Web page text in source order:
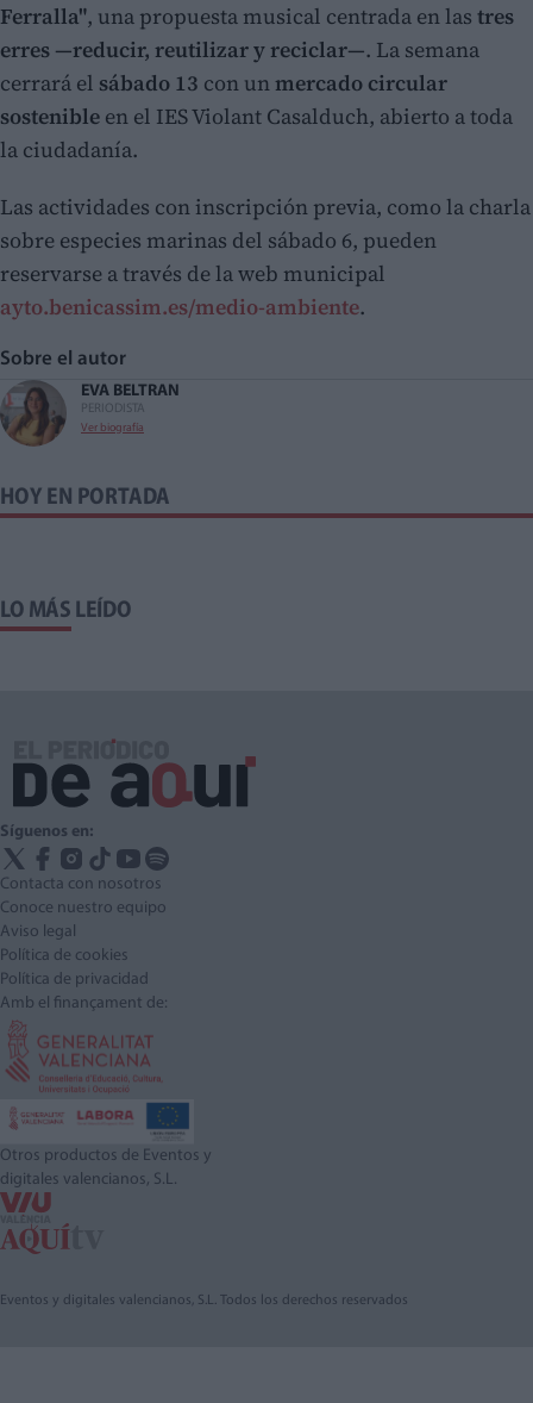
Ferralla", una propuesta musical centrada en las tres
erres —reducir, reutilizar y reciclar—. La semana
cerrará el sábado 13 con unmercado circular
sostenible en el IES Violant Casalduch, abierto a toda
la ciudadanía.
Las actividades con inscripción previa, como la charla
sobre especies marinas del sábado 6, pueden
reservarse a través de la web municipal
ayto.benicassim.es/medio-ambiente.
Sobre el autor
EVA BELTRAN
PERIODISTA
Ver biografía
HOY EN PORTADA
LO MÁS LEÍDO
Síguenos en:
Contacta con nosotros
Conoce nuestro equipo
Aviso legal
Política de cookies
Política de privacidad
Amb el finançament de:
Otros productos de Eventos y
digitales valencianos, S.L.
Eventos y digitales valencianos, S.L. Todos los derechos reservados